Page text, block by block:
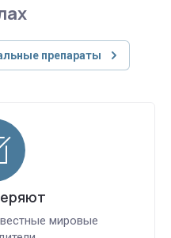
препараты
мировые